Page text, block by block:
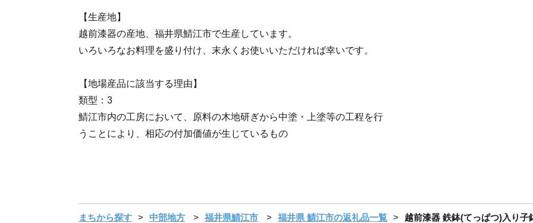
【生産地】
越前漆器の産地、福井県鯖江市で生産しています。
いろいろなお料理を盛り付け、末永くお使いいただければ幸いです。
【地場産品に該当する理由】
類型：3
鯖江市内の工房において、原料の木地研ぎから中塗・上塗等の工程を行
うことにより、相応の付加価値が生じているもの
まちから探す 中部地方 福井県鯖江市 福井県 鯖江市の返礼品一覧 越前漆器 鉄鉢(てっぱつ)入り子